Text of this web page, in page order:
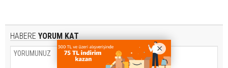
HABERE YORUM KAT